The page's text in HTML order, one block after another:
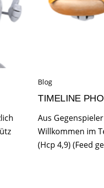
Blog
TIMELINE
Aus
Willkommen im
(Hcp 4,9) (Feed